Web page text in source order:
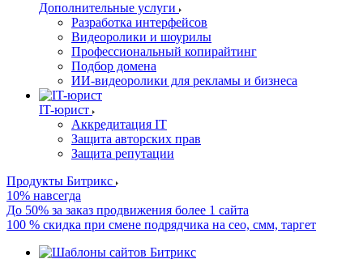
Дополнительные услуги
Разработка интерфейсов
Видеоролики и шоурилы
Профессиональный копирайтинг
Подбор домена
ИИ-видеоролики для рекламы и бизнеса
IT-юрист
Аккредитация IT
Защита авторских прав
Защита репутации
Продукты Битрикс
10% навсегда
До 50% за заказ продвижения более 1 сайта
100 % скидка при смене подрядчика на сео, смм, таргет